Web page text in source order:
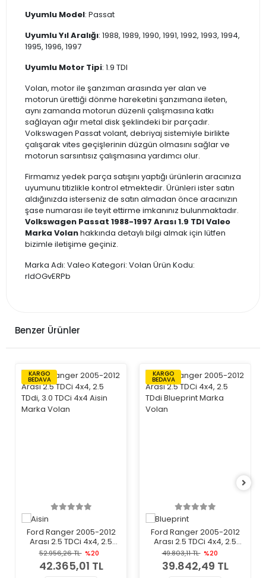
Uyumlu Model: Passat
Uyumlu Yıl Aralığı: 1988, 1989, 1990, 1991, 1992, 1993, 1994,
1995, 1996, 1997
Uyumlu Motor Tipi: 1.9 TDI
Volan, motor ile şanzıman arasında yer alan ve
motorun ürettiği dönme hareketini şanzımana ileten,
aynı zamanda motorun düzenli çalışmasına katkı
sağlayan ağır metal disk şeklindeki bir parçadır.
Volkswagen Passat volant, debriyaj sistemiyle birlikte
çalışarak vites geçişlerinin düzgün olmasını sağlar ve
motorun sarsıntısız çalışmasına yardımcı olur.
Firmamız yedek parça satışını yaptığı ürünlerin aracınıza
uyumunu titizlikle kontrol etmektedir. Ürünleri ister satın
aldığınızda isterseniz de satın almadan önce aracınızın
şase numarası ile teyit ettirme imkanınız bulunmaktadır.
Volkswagen Passat 1988-1997 Arası 1.9 TDI Valeo
Marka Volanhakkında detaylı bilgi almak için lütfen
bizimle iletişime geçiniz.
Marka Adı: Valeo Kategori: Volan Ürün Kodu:
rldOGvERPb
Benzer Ürünler
KARGO
BEDAVA
Ford Ranger 2005-2012
Arası 2.5 TDCi 4x4, 2.5
TDdi, 3.0 TDCi 4x4 Aisin
Marka Volan
52.956,26 TL %20
42.365,01 TL
KARGO
BEDAVA
Ford Ranger 2005-2012
Arası 2.5 TDCi 4x4, 2.5
TDdi Blueprint Marka
Volan
49.803,11 TL %20
39.842,49 TL